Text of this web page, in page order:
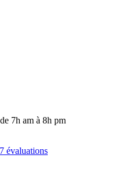
7h am à 8h pm
évaluations